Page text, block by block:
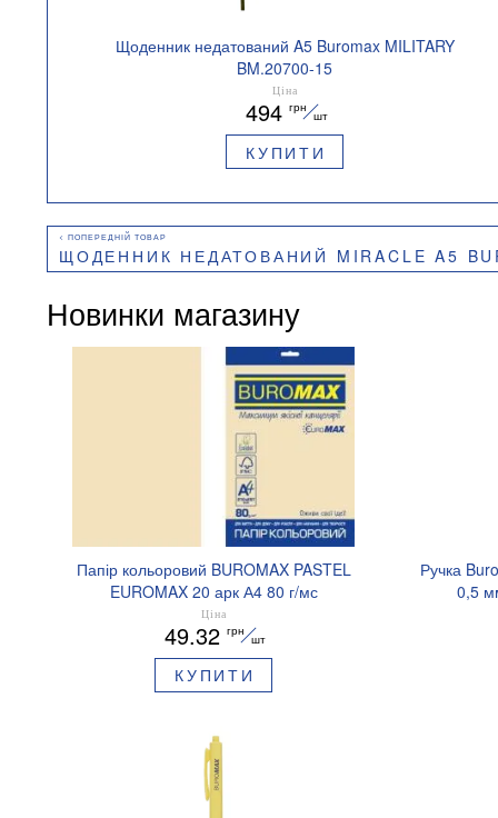
Щоденник недатований A5 Buromax MILITARY
BM.20700-15
Ціна
494 грн
шт
КУПИТИ
ЩОДЕННИК НЕДАТОВАНИЙ MIRACLE A5
Новинки магазину
Папір кольоровий BUROMAX PASTEL
EUROMAX 20 арк А4 80 г/мс
BM.2721220E-08
Ціна
49.32 грн
шт
КУПИТИ
Ручка
0,5